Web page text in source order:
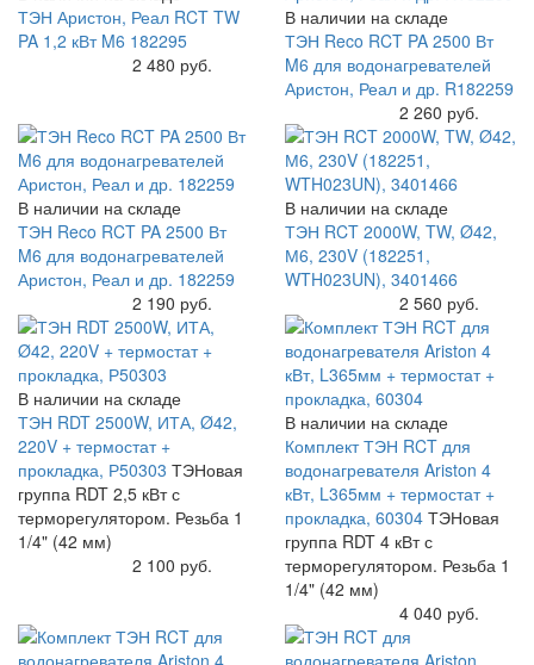
ТЭН Аристон, Реал RCT TW
PA 1,2 кВт M6 182295
2 480 руб.
В наличии на складе
ТЭН Reco RCT PA 2500 Вт
M6 для водонагревателей
Аристон, Реал и др. R182259
2 260 руб.
В наличии на складе
ТЭН Reco RCT PA 2500 Вт
M6 для водонагревателей
Аристон, Реал и др. 182259
2 190 руб.
В наличии на складе
ТЭН RCT 2000W, TW, Ø42,
М6, 230V (182251,
WTH023UN), 3401466
2 560 руб.
В наличии на складе
ТЭН RDT 2500W, ИТА, Ø42,
220V + термостат +
прокладка, Р50303 ТЭНовая
группа RDT 2,5 кВт с
терморегулятором. Резьба 1
1/4" (42 мм)
2 100 руб.
В наличии на складе
Комплект ТЭН RCT для
водонагревателя Ariston 4
кВт, L365мм + термостат +
прокладка, 60304 ТЭНовая
группа RDT 4 кВт с
терморегулятором. Резьба 1
1/4" (42 мм)
4 040 руб.